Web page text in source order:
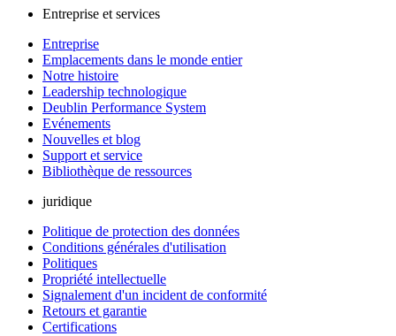
Entreprise et services
Entreprise
Emplacements dans le monde entier
Notre histoire
Leadership technologique
Deublin Performance System
Evénements
Nouvelles et blog
Support et service
Bibliothèque de ressources
juridique
Politique de protection des données
Conditions générales d'utilisation
Politiques
Propriété intellectuelle
Signalement d'un incident de conformité
Retours et garantie
Certifications